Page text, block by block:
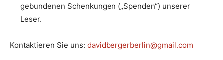
gebundenen Schenkungen („Spenden“) unserer
Leser.
Kontaktieren Sie uns: davidbergerberlin@gmail.com